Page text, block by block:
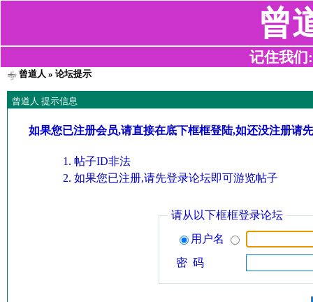
曾
记住我们
曾道人 » 论坛提示
曾道人 提示信息
如果您已注册会员,请直接在底下框框登陆,如还没注册请
帖子ID非法
如果您已注册,请先登录论坛即可游览帖子
请从以下框框登录论坛
用户名
密 码